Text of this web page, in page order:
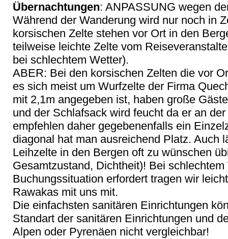
Übernachtungen: ANPASSUNG wegen
Während der Wanderung wird nur noch in
korsischen Zelte stehen vor Ort in den
teilweise leichte Zelte vom
bei schlechtem Wetter).
ABER: Bei den korsischen Zelten die vor
es sich meist um Wurfzelte der Firma
mit 2,1m angegeben ist, haben große
und der Schlafsack wird feucht da er an
empfehlen daher gegebenenfalls ein
diagonal hat man ausreichend Platz. Auch
Leihzelte in den Bergen oft zu wünschen
Gesamtzustand, Dichtheit)! Bei
Buchungssituation erfordert tragen wir
Rawakas mit uns mit.
Die einfachsten sanitären Einrichtungen
Standart der sanitären Einrichtungen und
Alpen oder Pyrenäen nicht vergleichbar!